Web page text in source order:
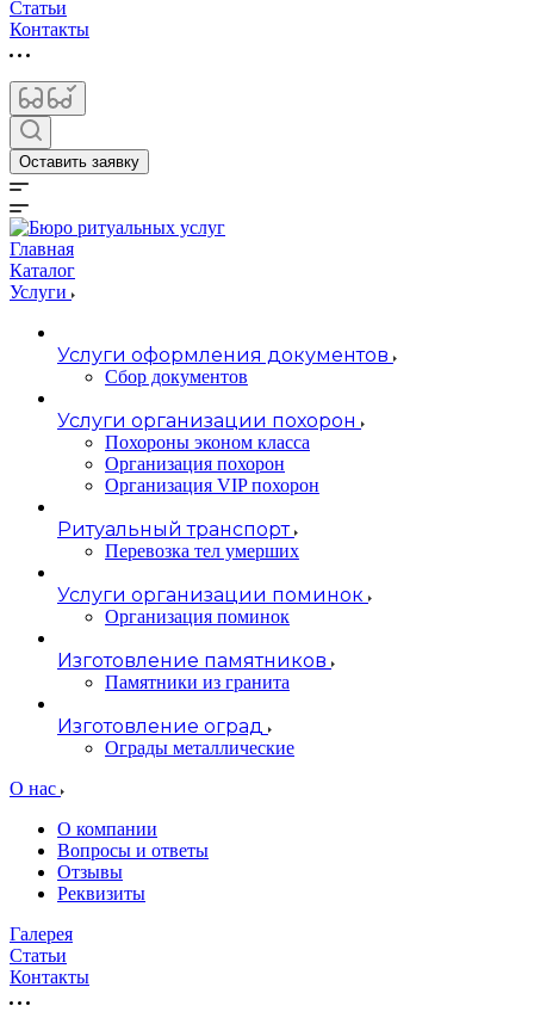
Статьи
Контакты
Оставить заявку
Главная
Каталог
Услуги
Услуги оформления документов
Сбор документов
Услуги организации похорон
Похороны эконом класса
Организация похорон
Организация VIP похорон
Ритуальный транспорт
Перевозка тел умерших
Услуги организации поминок
Организация поминок
Изготовление памятников
Памятники из гранита
Изготовление оград
Ограды металлические
О нас
О компании
Вопросы и ответы
Отзывы
Реквизиты
Галерея
Статьи
Контакты